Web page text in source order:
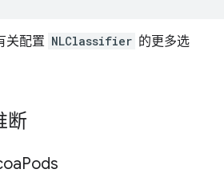
关配置 NLClassifier 的更多选
断
Pods